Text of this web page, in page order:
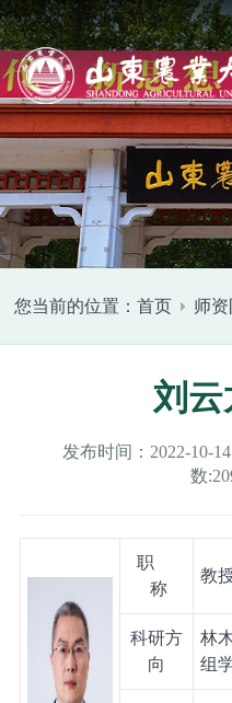
您当前的位置：首页 师
刘云
发布时间： 2022-10-14
数:
职
称
教
科研方
向
林
组